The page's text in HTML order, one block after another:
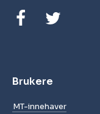
Brukere
MT-innehaver